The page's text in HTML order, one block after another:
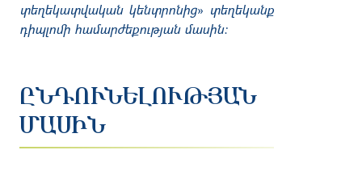
տեղեկատվական կենտրոնից» տեղեկանք
դիպլոմի համարժեքության մասին:
ԸՆԴՈՒՆԵԼՈՒԹՅԱՆ
ՄԱՍԻՆ